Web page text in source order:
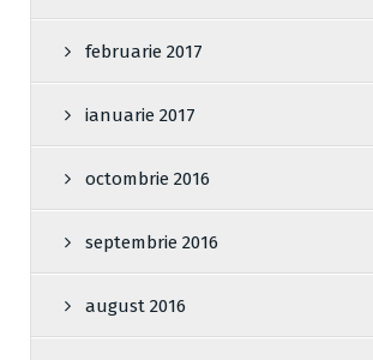
februarie 2017
ianuarie 2017
octombrie 2016
septembrie 2016
august 2016